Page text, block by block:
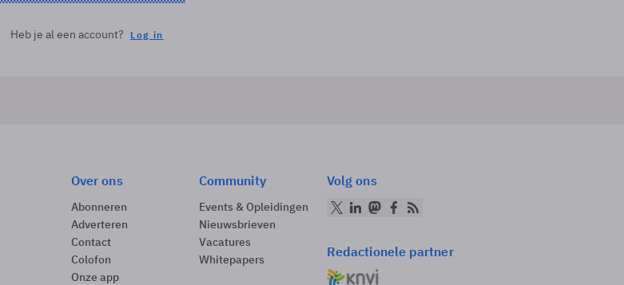
Heb je al een account? Log in
Over ons
Abonneren
Adverteren
Contact
Colofon
Onze app
Community
Events & Opleidingen
Nieuwsbrieven
Vacatures
Whitepapers
Volg ons
Redactionele partner